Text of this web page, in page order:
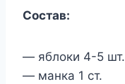
Состав:
— яблоки 4-5 шт.
— манка 1 ст.